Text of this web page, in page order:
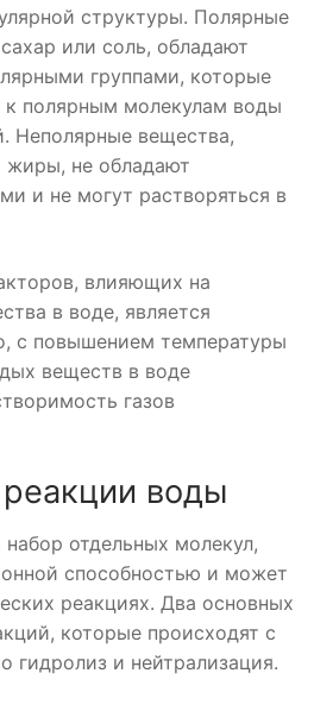
структуры. Полярные
или соль, обладают
группами, которые
к полярным молекулам воды
Неполярные вещества,
жиры, не обладают
и не могут растворяться в
влияющих на
в воде, является
с повышением температуры
веществ в воде
газов
воды
отдельных молекул,
способностью и может
реакциях. Два основных
которые происходят с
гидролиз и нейтрализация.